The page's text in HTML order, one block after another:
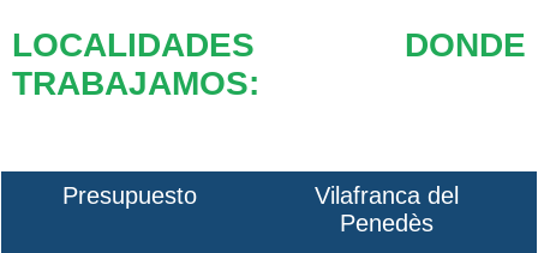
LOCALIDADES DONDE
TRABAJAMOS:
Presupuesto
Vilafranca del
Penedès